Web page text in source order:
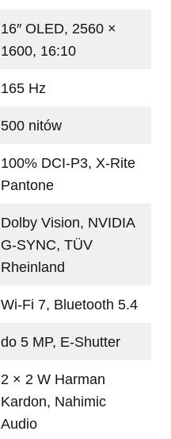
16″ OLED, 2560 ×
1600, 16:10
165 Hz
500 nitów
100% DCI-P3, X-Rite
Pantone
Dolby Vision, NVIDIA
G-SYNC, TÜV
Rheinland
Wi-Fi 7, Bluetooth 5.4
do 5 MP, E-Shutter
2 × 2 W Harman
Kardon, Nahimic
Audio